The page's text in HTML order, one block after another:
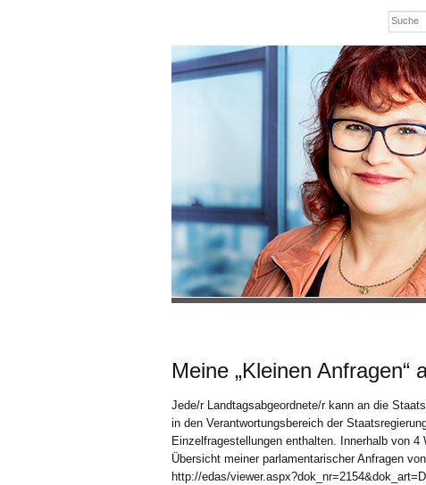
Meine „Kleinen
Jede/r Landtagsabgeordnete/r kann an die
in den Verantwortungsbereich der
Einzelfragestellungen enthalten. Innerhalb von
Übersicht meiner parlamentarischer Anfragen
http://edas/